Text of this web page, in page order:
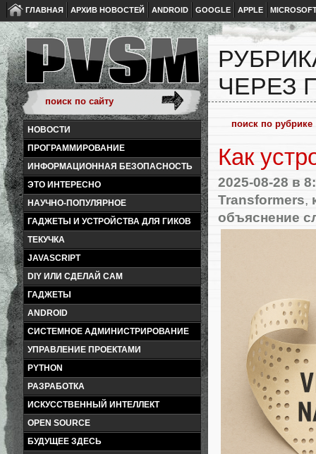
ГЛАВНАЯ АРХИВ НОВОСТЕЙ ANDROID GOOGLE APPLE
НОВОСТИ
ПРОГРАММИРОВАНИЕ
ИНФОРМАЦИОННАЯ БЕЗОПАСНОСТЬ
ЭТО ИНТЕРЕСНО
НАУЧНО-ПОПУЛЯРНОЕ
ГАДЖЕТЫ И УСТРОЙСТВА ДЛЯ ГИКОВ
ТЕКУЧКА
JAVASCRIPT
DIY ИЛИ СДЕЛАЙ САМ
ГАДЖЕТЫ
ANDROID
СИСТЕМНОЕ АДМИНИСТРИРОВАНИЕ
УПРАВЛЕНИЕ ПРОЕКТАМИ
PYTHON
РАЗРАБОТКА
ИСКУССТВЕННЫЙ ИНТЕЛЛЕКТ
OPEN SOURCE
БУДУЩЕЕ ЗДЕСЬ
ЧЕРЕЗ
Как
2025-08-28 в
Transformers,
объяснение